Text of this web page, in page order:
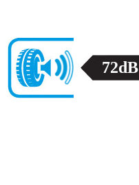
72dB